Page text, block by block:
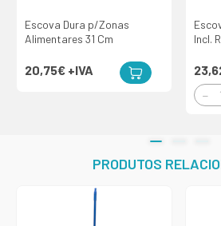
Escova Dura p/Zonas
Alimentares 31 Cm
20,75€ +IVA
Incl.
PRODUTOS